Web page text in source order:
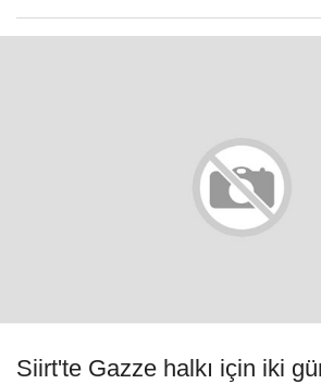
Siirt'te Gazze halkı için iki